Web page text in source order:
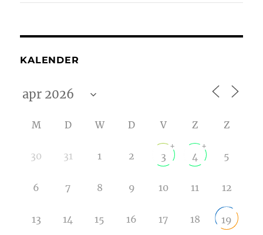
KALENDER
M D W D V Z Z
30 31 1 2 3
+
4
+
5
6 7 8 9 10 11 12
13 14 15 16 17 18 19